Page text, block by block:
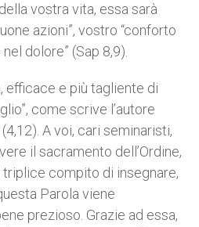
vostra vita, essa sarà
azioni”, vostro “conforto
dolore” (Sap 8,9).
efficace e più tagliente di
come scrive l’autore
A voi, cari seminaristi,
il sacramento dell’Ordine,
compito di insegnare,
Parola viene
prezioso. Grazie ad essa,